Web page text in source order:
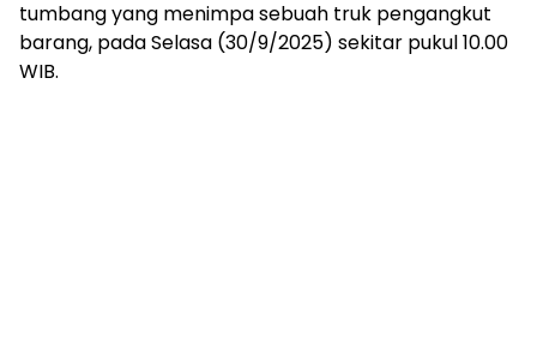
tumbang yang menimpa sebuah truk pengangkut
barang, pada Selasa (30/9/2025) sekitar pukul 10.00
WIB.